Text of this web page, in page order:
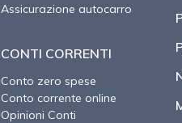
Assicurazione autocarro
CONTI CORRENTI
Conto zero spese
Conto corrente online
Opinioni Conti